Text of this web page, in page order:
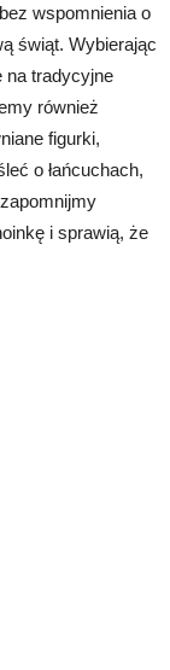
wspomnienia o
świąt. Wybierając
na tradycyjne
również
figurki,
o łańcuchach,
i sprawią, że